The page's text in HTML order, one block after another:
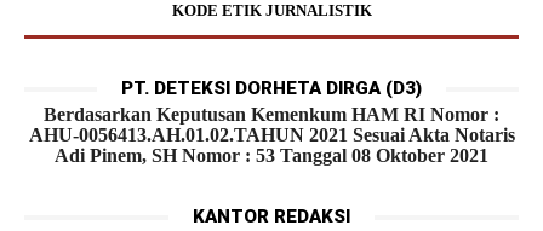
KODE ETIK JURNALISTIK
PT. DETEKSI DORHETA DIRGA (D3)
Berdasarkan Keputusan Kemenkum HAM RI Nomor :
AHU-0056413.AH.01.02.TAHUN 2021 Sesuai Akta Notaris
Adi Pinem, SH Nomor : 53 Tanggal 08 Oktober 2021
KANTOR REDAKSI